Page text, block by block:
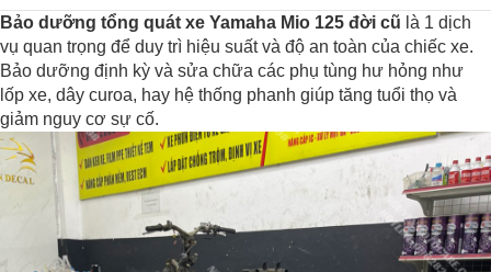
Bảo dưỡng tổng quát xe Yamaha Mio 125 đời cũ là 1 dịch
vụ quan trọng để duy trì hiệu suất và độ an toàn của chiếc xe.
Bảo dưỡng định kỳ và sửa chữa các phụ tùng hư hỏng như
lốp xe, dây curoa, hay hệ thống phanh giúp tăng tuổi thọ và
giảm nguy cơ sự cố.